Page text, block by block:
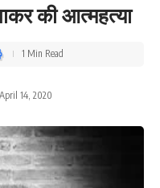
की आत्महत्या
14, 2020
1 Min Read